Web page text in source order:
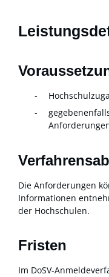
Die Anforderungen
Informationen
der Hochschulen.
Fristen
Im DoSV-